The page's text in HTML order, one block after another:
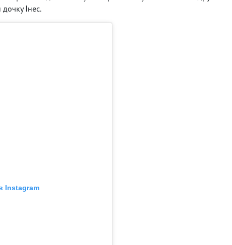
дочку Інес.
Instagram